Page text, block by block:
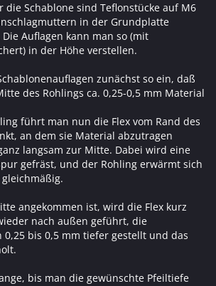
die Schablone sind Teflonstücke auf M6
in der Grundplatte
Auflagen kann man so (mit
in der Höhe verstellen.
zunächst so ein, daß
des Rohlings ca. 0,25-0,5 mm Material
führt man nun die Flex vom Rand des
an dem sie Material abzutragen
langsam zur Mitte. Dabei wird eine
gefräst, und der Rohling erwärmt sich
angekommen ist, wird die Flex kurz
nach außen geführt, die
0,25 bis 0,5 mm tiefer gestellt und das
bis man die gewünschte Pfeiltiefe